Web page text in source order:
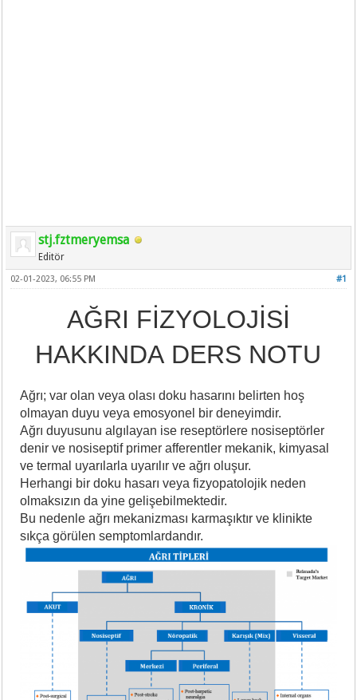
stj.fztmeryemsa
Editör
#1
02-01-2023, 06:55 PM
AĞRI FİZYOLOJİSİ
HAKKINDA DERS NOTU
Ağrı; var olan veya olası doku hasarını belirten hoş
olmayan duyu veya emosyonel bir deneyimdir.
Ağrı duyusunu algılayan ise reseptörlere nosiseptörler
denir ve nosiseptif primer afferentler mekanik, kimyasal
ve termal uyarılarla uyarılır ve ağrı oluşur.
Herhangi bir doku hasarı veya fizyopatolojik neden
olmaksızın da yine gelişebilmektedir.
Bu nedenle ağrı mekanizması karmaşıktır ve klinikte
sıkça görülen semptomlardandır.